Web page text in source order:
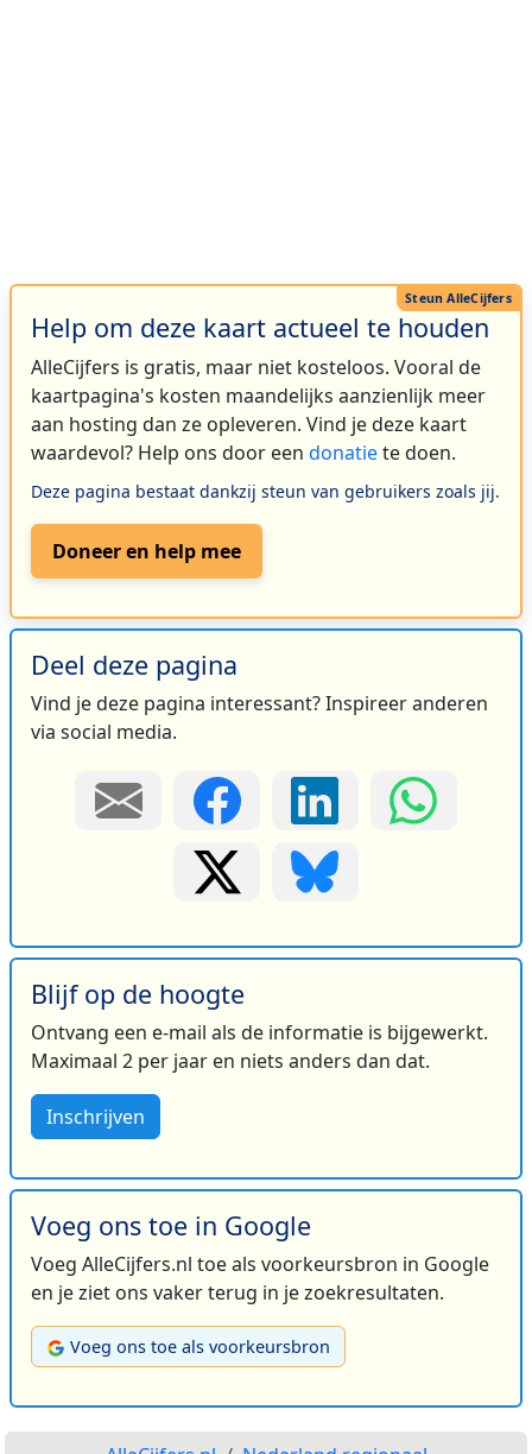
Help om deze kaart actueel te houden
AlleCijfers is gratis, maar niet kosteloos. Vooral de
kaartpagina's kosten maandelijks aanzienlijk meer
aan hosting dan ze opleveren. Vind je deze kaart
waardevol? Help ons door een donatiete doen.
Deze pagina bestaat dankzij steun van gebruikers zoals jij.
Doneer en help mee
Deel deze pagina
Vind je deze pagina interessant? Inspireer anderen
via social media.
Blijf op de hoogte
Ontvang een e-mail als de informatie is bijgewerkt.
Maximaal 2 per jaar en niets anders dan dat.
Inschrijven
Voeg ons toe in Google
Voeg AlleCijfers.nl toe als voorkeursbron in Google
en je ziet ons vaker terug in je zoekresultaten.
Voeg ons toe als voorkeursbron